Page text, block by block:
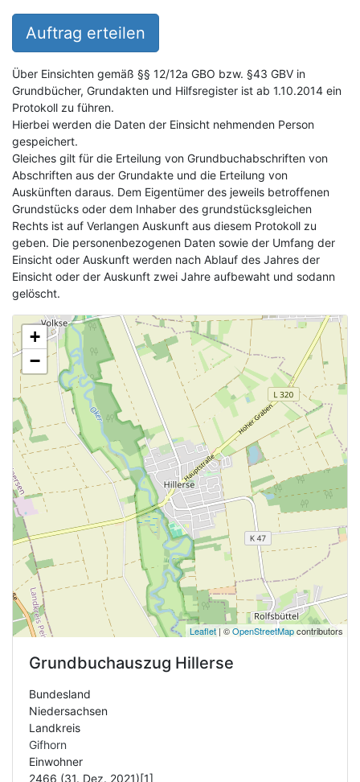
Auftrag erteilen
Über Einsichten gemäß §§ 12/12a GBO bzw. §43 GBV in
Grundbücher, Grundakten und Hilfsregister ist ab 1.10.2014 ein
Protokoll zu führen.
Hierbei werden die Daten der Einsicht nehmenden Person
gespeichert.
Gleiches gilt für die Erteilung von Grundbuchabschriften von
Abschriften aus der Grundakte und die Erteilung von
Auskünften daraus. Dem Eigentümer des jeweils betroffenen
Grundstücks oder dem Inhaber des grundstücksgleichen
Rechts ist auf Verlangen Auskunft aus diesem Protokoll zu
geben. Die personenbezogenen Daten sowie der Umfang der
Einsicht oder Auskunft werden nach Ablauf des Jahres der
Einsicht oder der Auskunft zwei Jahre aufbewaht und sodann
gelöscht.
+
−
Leaflet| ©OpenStreetMapcontributors
Grundbuchauszug Hillerse
Bundesland
Niedersachsen
Landkreis
Gifhorn
Einwohner
2466 (31. Dez. 2021)[1]